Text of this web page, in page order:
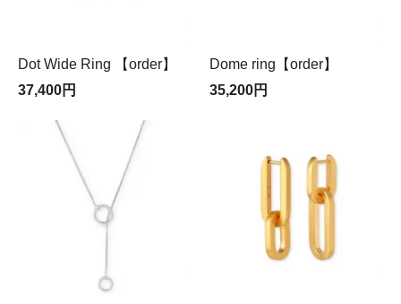
Dot Wide Ring 【order】
37,400円
Dome ring【order】
35,200円